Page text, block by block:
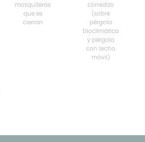
mosquiteras
que se
cierran
corredizo
(sobre
pérgola
bioclimática
y pérgola
con techo
móvil)